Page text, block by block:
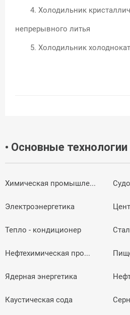
4. Холодильник
непрерывного литья
5. Холодильник
• Основные технологии
Химическая промышле...
Электроэнергетика
Тепло - кондиционер
Нефтехимическая про...
Ядерная энергетика
Каустическая сода